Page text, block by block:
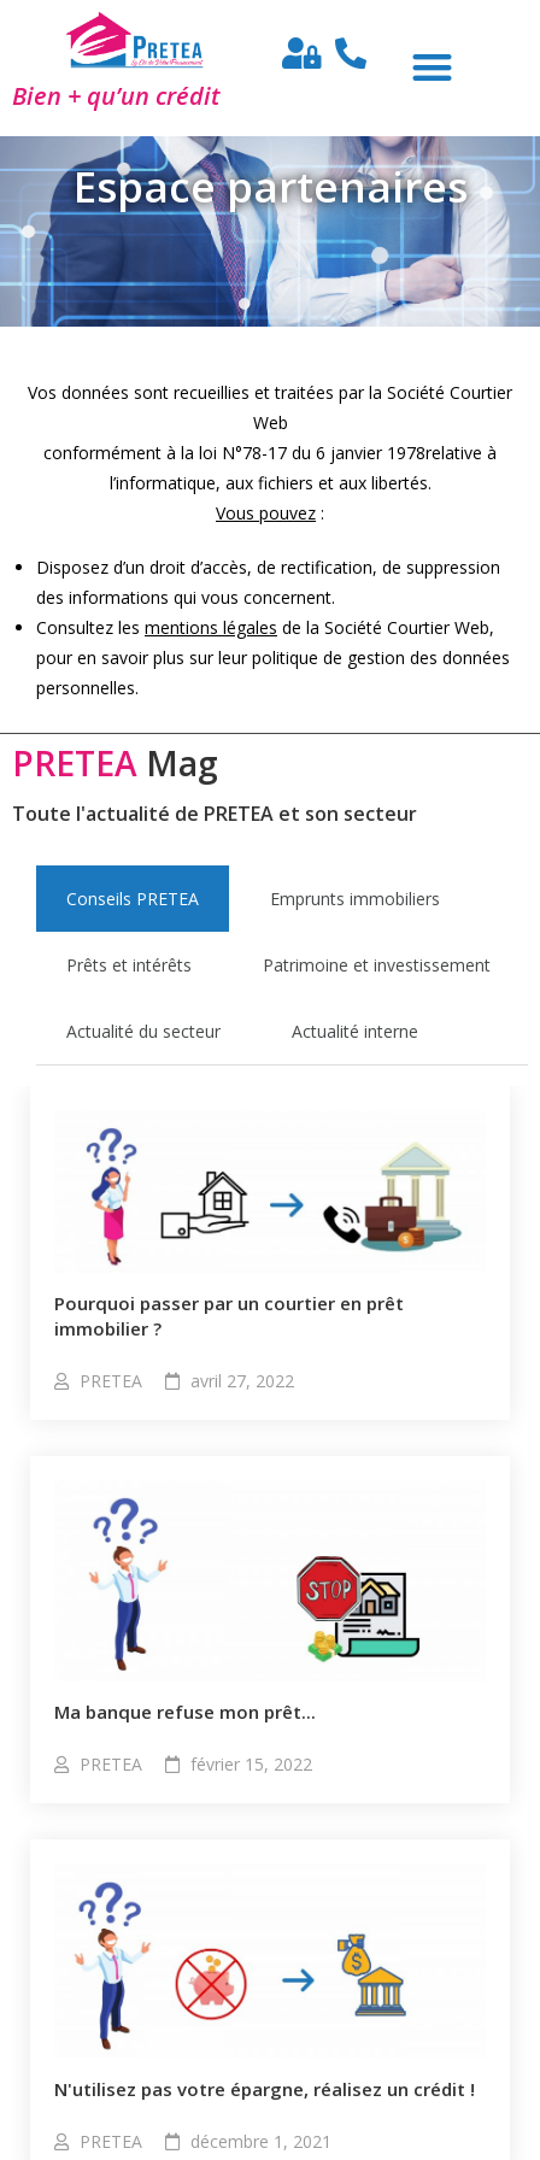
Bien + qu’un crédit
Espace partenaires
Vos données sont recueillies et traitées par la Société Courtier
Web
conformément à la loi N°78-17 du 6 janvier 1978relative à
l’informatique, aux fichiers et aux libertés.
Vous pouvez :
Disposez d’un droit d’accès, de rectification, de suppression
des informations qui vous concernent.
Consultez les mentions légales de la Société Courtier Web,
pour en savoir plus sur leur politique de gestion des données
personnelles.
PRETEA Mag
Toute l'actualité de PRETEA et son secteur
Conseils PRETEA Emprunts immobiliers
Prêts et intérêts Patrimoine et investissement
Actualité du secteur Actualité interne
Pourquoi passer par un courtier en prêt
immobilier ?
PRETEA avril 27, 2022
Ma banque refuse mon prêt...
PRETEA février 15, 2022
N'utilisez pas votre épargne, réalisez un crédit !
PRETEA décembre 1, 2021